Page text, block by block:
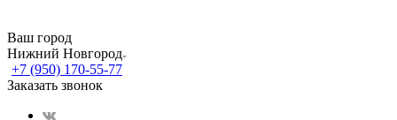
Ваш город
Нижний Новгород
+7 (950) 170-55-77
Заказать звонок